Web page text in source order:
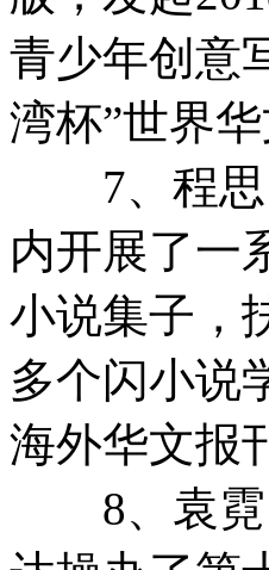
青少年创意
湾杯”世界
7、程思
内开展了一
小说集子，
多个闪小说
海外华文报
8、袁霓